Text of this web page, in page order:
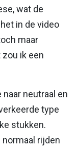
wat de
in de video
maar
ik een
neutraal en
type
stukken.
rijden